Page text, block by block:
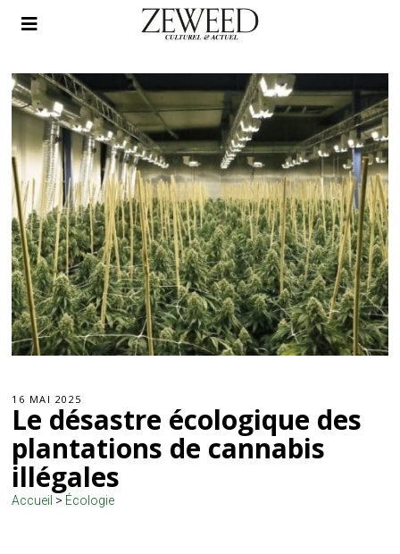
16 MAI 2025
Le désastre écologique des
plantations de cannabis
illégales
Accueil > Écologie